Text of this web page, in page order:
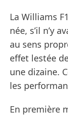
La Williams
née, s’il n’y
au sens
effet lestée
une dizaine.
les
En première